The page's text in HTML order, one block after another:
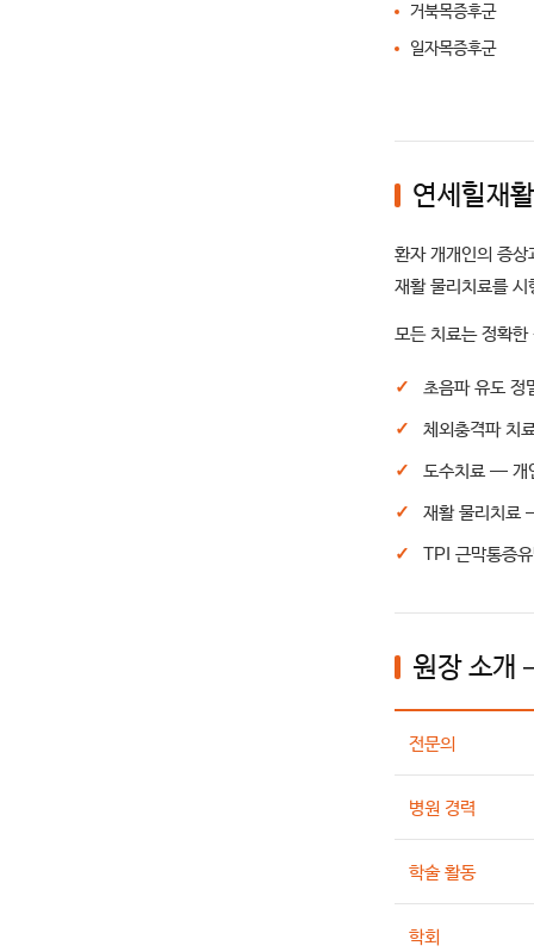
거북목증후군
일자목증후군
연세힐재
환자 개개인의 증
재활 물리치료를 시
모든 치료는 정확
초음파 유도 정
체외충격파 치
도수치료 — 개
재활 물리치료
TPI 근막통증
원장 소개
전문의
병원 경력
학술 활동
학회